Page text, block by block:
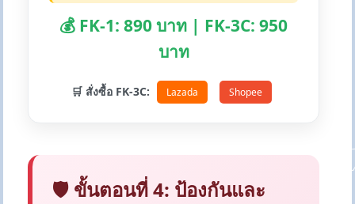
💰 FK-1: 890 บาท | FK-3C: 950
บาท
🛒 สั่งซื้อ FK-3C: Lazada Shopee
🛡️ ขั้นตอนที่ 4: ป้องกันและ